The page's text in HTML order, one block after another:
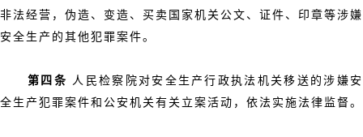
非法经营，伪造、变造、买卖国家机关公文、证件、印章等涉嫌
安全生产的其他犯罪案件。
第四条 人民检察院对安全生产行政执法机关移送的涉嫌安
全生产犯罪案件和公安机关有关立案活动，依法实施法律监督。